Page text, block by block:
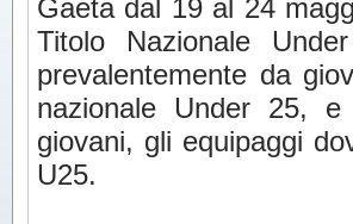
Gaeta dal 19 al 24
Titolo Nazionale
prevalentemente da
nazionale Under 25,
giovani, gli equipaggi
U25.